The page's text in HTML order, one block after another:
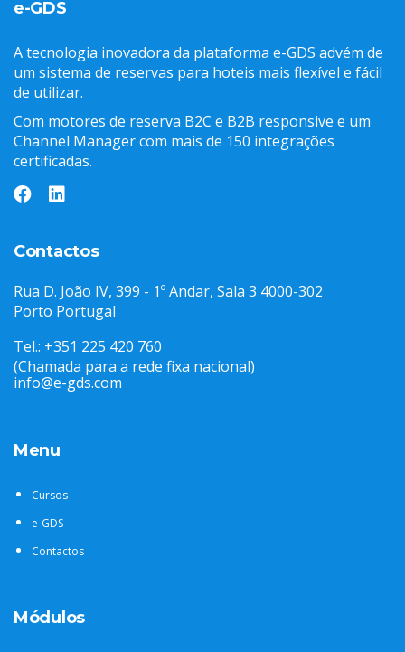
e-GDS
A tecnologia inovadora da plataforma e-GDS advém de
um sistema de reservas para hoteis mais flexível e fácil
de utilizar.
Com motores de reserva B2C e B2B responsive e um
Channel Manager com mais de 150 integrações
certificadas.
Contactos
Rua D. João IV, 399 - 1º Andar, Sala 3 4000-302
Porto Portugal
Tel.: +351 225 420 760
(Chamada para a rede fixa nacional)
info@e-gds.com
Menu
Cursos
e-GDS
Contactos
Módulos